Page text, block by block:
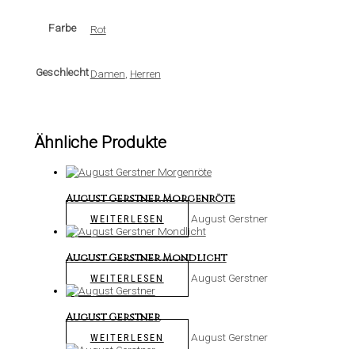
Farbe Rot
Geschlecht Damen Herren
Ähnliche Produkte
August Gerstner Morgenröte
WEITERLESEN August Gerstner
August Gerstner Mondlicht
WEITERLESEN August Gerstner
August Gerstner
WEITERLESEN August Gerstner